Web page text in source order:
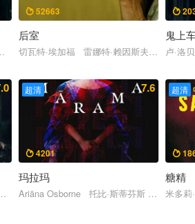
金新绿 高洙
 52663
后室
切瓦特·埃加福 雷娜特·赖因斯夫 芬恩·本

鬼上
卢·洛
里克特 黑莉·菲茨杰拉德 达林·图恩德 克洛
Arina 英达·帕玛塔萨里 Asha
超清 7.6
 4201
玛拉玛
Ariāna Osborne 托比·斯蒂芬斯 乌米·迈
超清

糖精
米多